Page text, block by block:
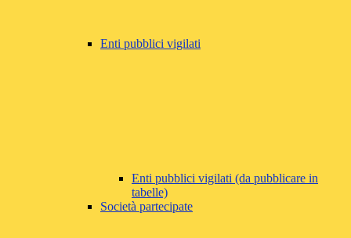
Enti pubblici vigilati
Enti pubblici vigilati (da pubblicare in
tabelle)
Società partecipate